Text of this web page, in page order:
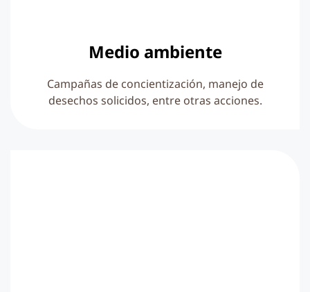
Medio ambiente
Campañas de concientización, manejo de
desechos solicidos, entre otras acciones.